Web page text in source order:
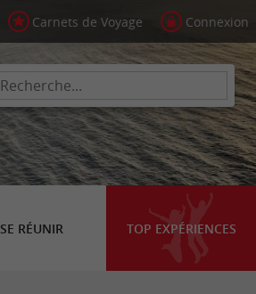
Carnets de Voyage Connexion
SE RÉUNIR TOP EXPÉRIENCES